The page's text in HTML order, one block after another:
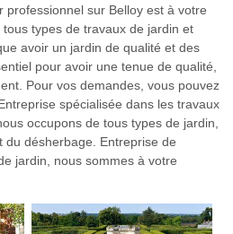
professionnel sur Belloy est à votre
types de travaux de jardin et
avoir un jardin de qualité et des
pour avoir une tenue de qualité,
Pour vos demandes, vous pouvez
spécialisée dans les travaux
occupons de tous types de jardin,
désherbage. Entreprise de
jardin, nous sommes à votre